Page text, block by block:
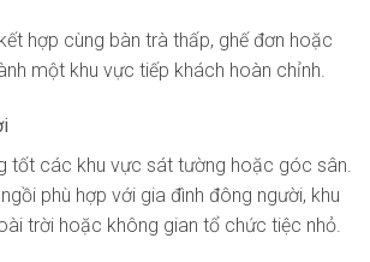
hợp cùng bàn trà thấp, ghế đơn hoặc
một khu vực tiếp khách hoàn chỉnh.
tốt các khu vực sát tường hoặc góc sân.
phù hợp với gia đình đông người, khu
trời hoặc không gian tổ chức tiệc nhỏ.